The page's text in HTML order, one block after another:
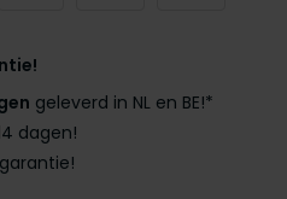
geleverd in NL en BE!*
dagen!
garantie!